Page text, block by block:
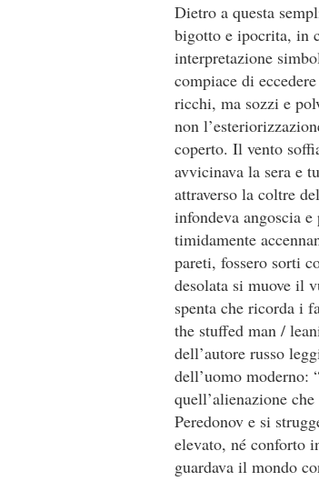
Dietro a questa
bigotto e ipocrita, in
interpretazione
compiace di
ricchi, ma sozzi e
non
coperto. Il vento
avvicinava la sera e
attraverso la coltre
infondeva angoscia
timidamente
pareti, fossero sorti
desolata si muove il
spenta che ricorda i
the stuffed man /
dell’autore russo
dell’uomo moderno:
quell’alienazione
Peredonov e si
elevato, né conforto
guardava il mondo